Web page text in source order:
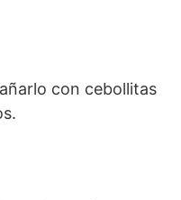
con cebollitas